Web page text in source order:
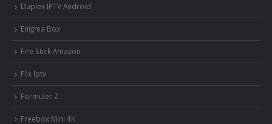
Duplex IPTV Android
Enigma Box
Fire Stick Amazon
Flix Iptv
Formuler Z
Freebox Mini 4K